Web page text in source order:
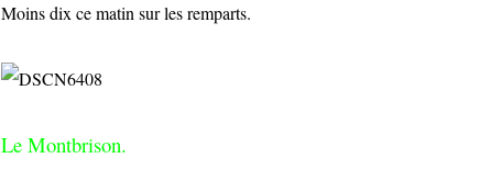
Moins dix ce matin sur les remparts.
Le Montbrison.